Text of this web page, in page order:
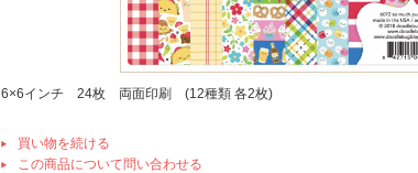
6×6インチ 24枚 両面印刷 (12種類 各2枚)
買い物を続ける
この商品について問い合わせる